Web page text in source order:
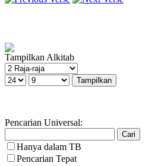
Tampilkan Alkitab
Pencarian Universal:
Hanya dalam TB
Pencarian Tepat